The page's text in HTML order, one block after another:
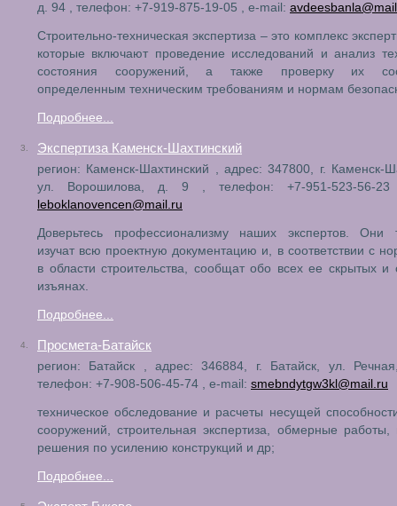
д. 94 , телефон: +7-919-875-19-05 , e-mail:
Строительно-техническая экспертиза – это комплекс
которые включают проведение исследований и анализ
состояния сооружений, а также проверку их
определенным техническим требованиям и нормам
Подробнее...
3. Экспертиза Каменск-Шахтинский
регион: Каменск-Шахтинский , адрес: 347800, г. Каменск-
ул. Ворошилова, д. 9 , телефон: +7-951-523-56-
leboklanovencen@mail.ru
Доверьтесь профессионализму наших экспертов. Они
изучат всю проектную документацию и, в соответствии с
в области строительства, сообщат обо всех ее скрытых и
изъянах.
Подробнее...
4. Просмета-Батайск
регион: Батайск , адрес: 346884, г. Батайск, ул.
телефон: +7-908-506-45-74 , e-mail: smebndytgw3kl@mail.ru
техническое обследование и расчеты несущей
сооружений, строительная экспертиза, обмерные работы,
решения по усилению конструкций и др;
Подробнее...